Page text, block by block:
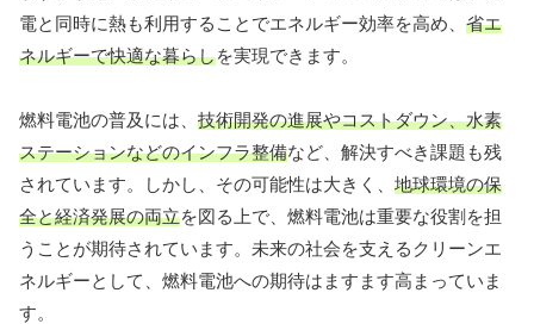
電と同時に熱も利用することでエネルギー効率を高め、 省エ
ネルギーで快適な暮らしを実現できます。
燃料電池の普及には、 技術開発の進展やコストダウン、水素
ステーションなどのインフラ整備など、解決すべき課題も残
されています。しかし、その可能性は大きく、 地球環境の保
全と経済発展の両立を図る上で、燃料電池は重要な役割を担
うことが期待されています。未来の社会を支えるクリーンエ
ネルギーとして、燃料電池への期待はますます高まっていま
す。